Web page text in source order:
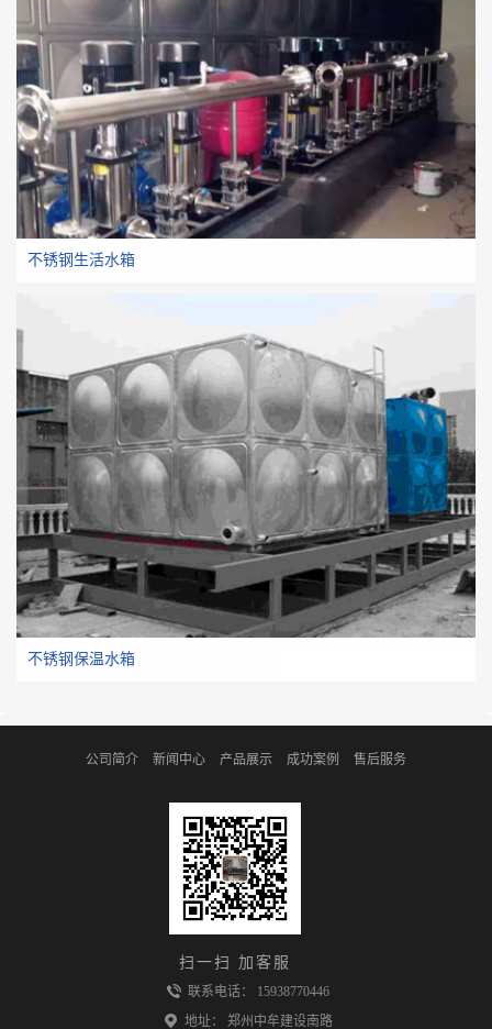
不锈钢生活水箱
不锈钢保温水箱
公司简介 新闻中心 产品展示 成功案例 售后服务
扫一扫 加客服
联系电话：
15938770446
地址： 郑州中牟建设南路